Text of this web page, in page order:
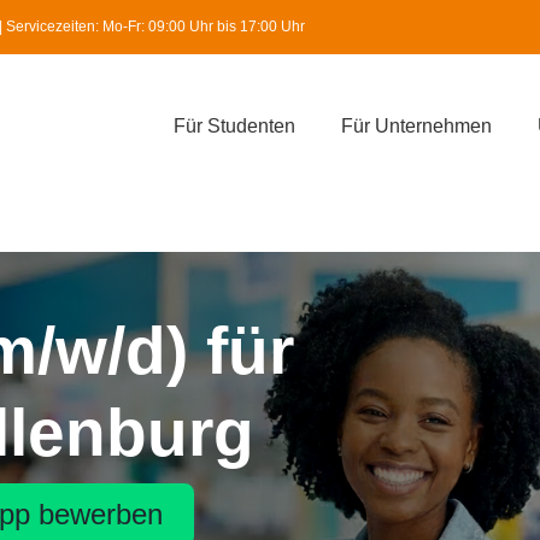
Mo-Fr: 09:00 Uhr bis 17:00 Uhr
Für Studenten Für Unternehmen
w/d) für
bewerben